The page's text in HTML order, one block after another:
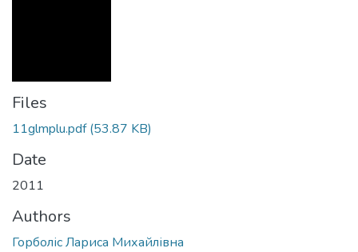
Files
11glmplu.pdf(53.87 KB)
Date
2011
Authors
Горболіс Лариса Михайлівна